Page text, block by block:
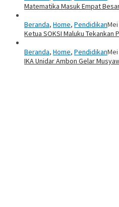
Matematika Masuk Empat
Beranda, Home, Pendidikan
Ketua SOKSI Maluku Tekankan
Beranda, Home, Pendidikan
IKA Unidar Ambon Gelar